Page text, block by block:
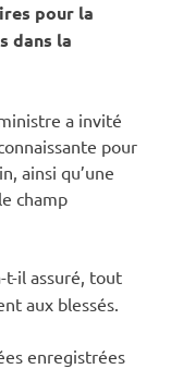
pour la
dans la
a invité
pour
ainsi qu’une
champ
t-il assuré, tout
aux blessés.
enregistrées